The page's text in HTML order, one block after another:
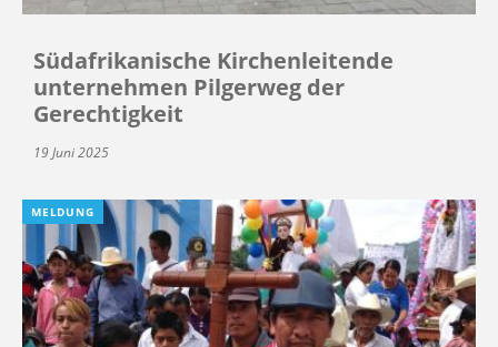
Südafrikanische Kirchenleitende
unternehmen Pilgerweg der
Gerechtigkeit
19 Juni 2025
MELDUNG